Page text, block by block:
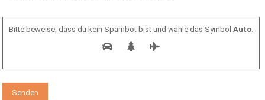
Bitte beweise, dass du kein Spambot bist und wähle das Symbol Auto.